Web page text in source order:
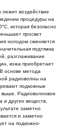
воздействие
процедуры на
которая безопасно
просвет
холодом сменяется
подтяжка
разглаживание
кожа приобретает
основе метода
радиоволны на
подкожные
выше. Радиоволновое
и других веществ,
заметно
и заметно
на подкожно-